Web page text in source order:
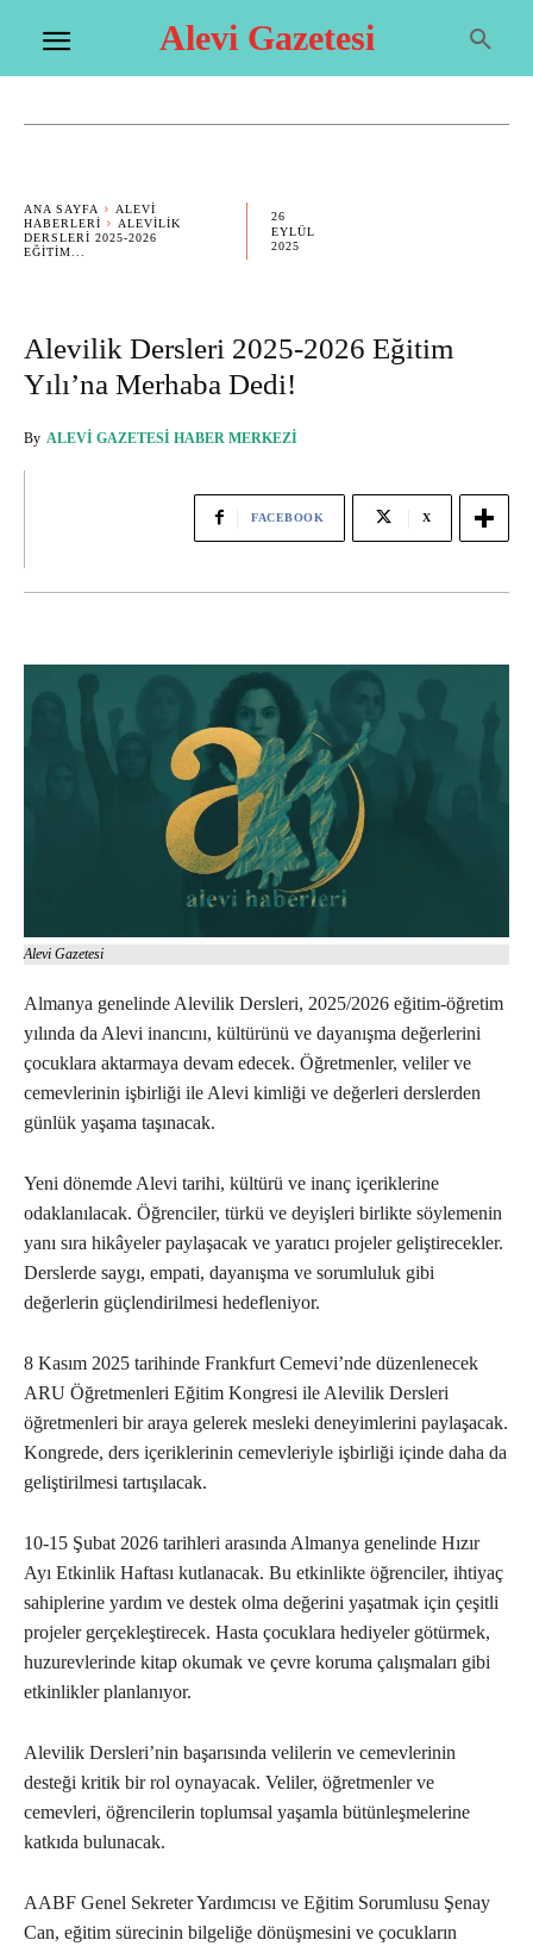
Alevi Gazetesi
ANA SAYFA
ALEVI
HABERLERI
ALEVILIK
DERSLERI 2025-2026
EĞITIM...
26
EYLÜL
2025
Alevilik Dersleri 2025-2026 Eğitim
Yılı’na Merhaba Dedi!
By ALEVI GAZETESI HABER MERKEZI
FACEBOOK X
Alevi Gazetesi
Almanya genelinde Alevilik Dersleri, 2025/2026 eğitim-öğretim
yılında da Alevi inancını, kültürünü ve dayanışma değerlerini
çocuklara aktarmaya devam edecek. Öğretmenler, veliler ve
cemevlerinin işbirliği ile Alevi kimliği ve değerleri derslerden
günlük yaşama taşınacak.
Yeni dönemde Alevi tarihi, kültürü ve inanç içeriklerine
odaklanılacak. Öğrenciler, türkü ve deyişleri birlikte söylemenin
yanı sıra hikâyeler paylaşacak ve yaratıcı projeler geliştirecekler.
Derslerde saygı, empati, dayanışma ve sorumluluk gibi
değerlerin güçlendirilmesi hedefleniyor.
8 Kasım 2025 tarihinde Frankfurt Cemevi’nde düzenlenecek
ARU Öğretmenleri Eğitim Kongresi ile Alevilik Dersleri
öğretmenleri bir araya gelerek mesleki deneyimlerini paylaşacak.
Kongrede, ders içeriklerinin cemevleriyle işbirliği içinde daha da
geliştirilmesi tartışılacak.
10-15 Şubat 2026 tarihleri arasında Almanya genelinde Hızır
Ayı Etkinlik Haftası kutlanacak. Bu etkinlikte öğrenciler, ihtiyaç
sahiplerine yardım ve destek olma değerini yaşatmak için çeşitli
projeler gerçekleştirecek. Hasta çocuklara hediyeler götürmek,
huzurevlerinde kitap okumak ve çevre koruma çalışmaları gibi
etkinlikler planlanıyor.
Alevilik Dersleri’nin başarısında velilerin ve cemevlerinin
desteği kritik bir rol oynayacak. Veliler, öğretmenler ve
cemevleri, öğrencilerin toplumsal yaşamla bütünleşmelerine
katkıda bulunacak.
AABF Genel Sekreter Yardımcısı ve Eğitim Sorumlusu Şenay
Can, eğitim sürecinin bilgeliğe dönüşmesini ve çocukların